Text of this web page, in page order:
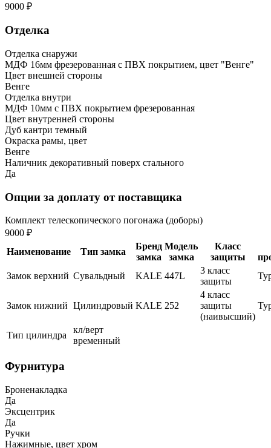
9000 ₽
Отделка
Отделка снаружи
МДФ 16мм фрезерованная с ПВХ покрытием, цвет "Венге"
Цвет внешней стороны
Венге
Отделка внутри
МДФ 10мм с ПВХ покрытием фрезерованная
Цвет внутренней стороны
Дуб кантри темный
Окраска рамы, цвет
Венге
Наличник декоративный поверх стального
Да
Опции за доплату от поставщика
Комплект телескопического погонажа (доборы)
9000 ₽
Наименование
Тип замка
Бренд
замка
Модель
замка
Класс
защиты
Замок верхний Сувальдный KALE 447L
3 класс
защиты
Замок нижний Цилиндровый KALE 252
4 класс
защиты
(наивысший)
Тип цилиндра
кл/верт
временный
Фурнитура
Броненакладка
Да
Эксцентрик
Да
Ручки
Нажимные, цвет хром